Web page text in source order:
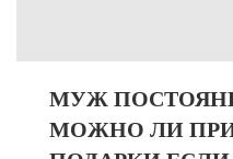
МУЖ
МОЖНО ЛИ